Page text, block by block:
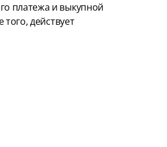
платежа и выкупной
действует